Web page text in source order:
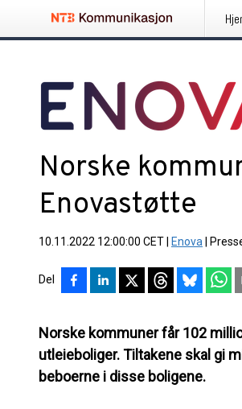
Norske
Enovastøtte
10.11.2022 12:00:00 CET Enova
Del
Norske kommuner får 102
utleieboliger. Tiltakene skal gi
beboerne i disse boligene.